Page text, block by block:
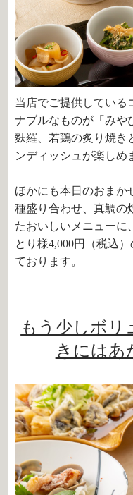
当店でご提供している
ナブルなものが「みや
麩羅、若鶏の炙り焼き
ンディッシュが楽しめ
ほかにも本日のおまか
種盛り合わせ、真鯛の
たおいしいメニューに
とり様4,000円（税込
ております。
もう少しボリ
きにはあ